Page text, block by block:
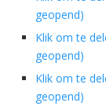
geopend)
Klik om te
geopend)
Klik om te
geopend)